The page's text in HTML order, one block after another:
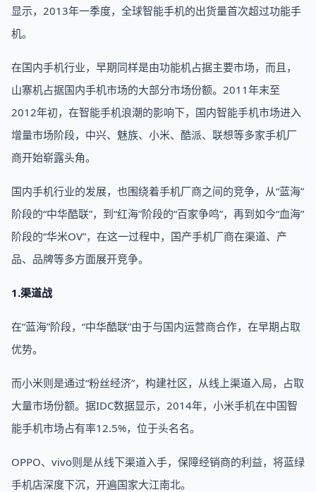
显示，2013年一季度，全球智能手机的出货量首次超过功能手
机。
在国内手机行业，早期同样是由功能机占据主要市场，而且，
山寨机占据国内手机市场的大部分市场份额。2011年末至
2012年初，在智能手机浪潮的影响下，国内智能手机市场进入
增量市场阶段，中兴、魅族、小米、酷派、联想等多家手机厂
商开始崭露头角。
国内手机行业的发展，也围绕着手机厂商之间的竞争，从“蓝海”
阶段的“中华酷联”，到“红海”阶段的“百家争鸣”，再到如今“血海”
阶段的“华米OV”，在这一过程中，国产手机厂商在渠道、产
品、品牌等多方面展开竞争。
1.渠道战
在“蓝海”阶段，“中华酷联”由于与国内运营商合作，在早期占取
优势。
而小米则是通过“粉丝经济”，构建社区，从线上渠道入局，占取
大量市场份额。据IDC数据显示，2014年，小米手机在中国智
能手机市场占有率12.5%，位于头名名。
OPPO、vivo则是从线下渠道入手，保障经销商的利益，将蓝绿
手机店深度下沉，开遍国家大江南北。